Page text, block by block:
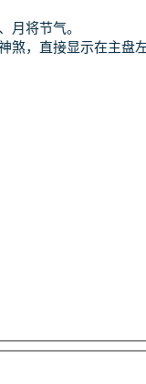
月将节气。
煞，直接显示在主盘左